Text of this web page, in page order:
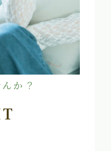
か？